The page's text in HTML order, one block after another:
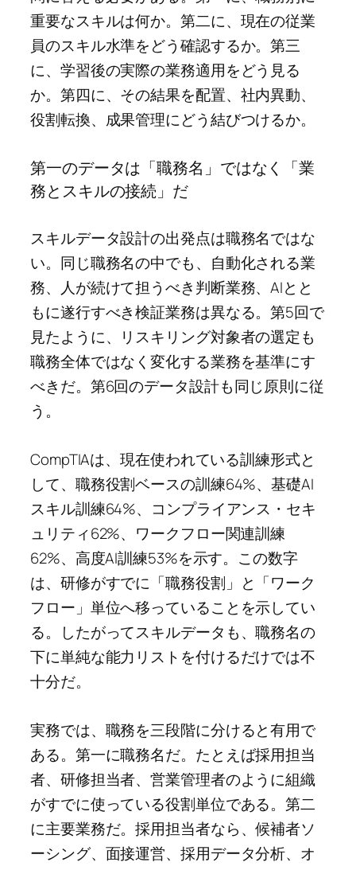
重要なスキルは何か。第二に、現在の従業
員のスキル水準をどう確認するか。第三
に、学習後の実際の業務適用をどう見る
か。第四に、その結果を配置、社内異動、
役割転換、成果管理にどう結びつけるか。
第一のデータは「職務名」ではなく「業
務とスキルの接続」だ
スキルデータ設計の出発点は職務名ではな
い。同じ職務名の中でも、自動化される業
務、人が続けて担うべき判断業務、AIとと
もに遂行すべき検証業務は異なる。第5回で
見たように、リスキリング対象者の選定も
職務全体ではなく変化する業務を基準にす
べきだ。第6回のデータ設計も同じ原則に従
う。
CompTIAは、現在使われている訓練形式と
して、職務役割ベースの訓練64%、基礎AI
スキル訓練64%、コンプライアンス・セキ
ュリティ62%、ワークフロー関連訓練
62%、高度AI訓練53%を示す。この数字
は、研修がすでに「職務役割」と「ワーク
フロー」単位へ移っていることを示してい
る。したがってスキルデータも、職務名の
下に単純な能力リストを付けるだけでは不
十分だ。
実務では、職務を三段階に分けると有用で
ある。第一に職務名だ。たとえば採用担当
者、研修担当者、営業管理者のように組織
がすでに使っている役割単位である。第二
に主要業務だ。採用担当者なら、候補者ソ
ーシング、面接運営、採用データ分析、オ